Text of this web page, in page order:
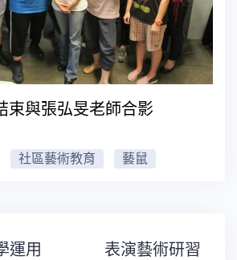
束與張弘旻老師合影
社區藝術教育 藝鼠
運用 表演藝術研習